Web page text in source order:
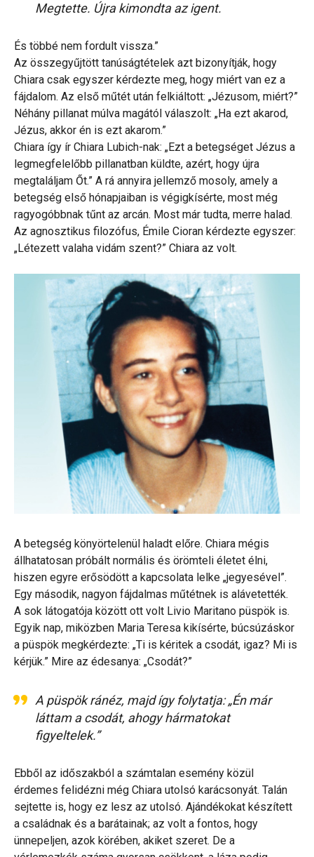
Megtette. Újra kimondta az igent.
És többé nem fordult vissza.”
Az összegyűjtött tanúságtételek azt bizonyítják, hogy
Chiara csak egyszer kérdezte meg, hogy miért van ez a
fájdalom. Az első műtét után felkiáltott: „Jézusom, miért?”
Néhány pillanat múlva magától válaszolt: „Ha ezt akarod,
Jézus, akkor én is ezt akarom.”
Chiara így ír Chiara Lubich-nak: „Ezt a betegséget Jézus a
legmegfelelőbb pillanatban küldte, azért, hogy újra
megtaláljam Őt.” A rá annyira jellemző mosoly, amely a
betegség első hónapjaiban is végigkísérte, most még
ragyogóbbnak tűnt az arcán. Most már tudta, merre halad.
Az agnosztikus filozófus, Émile Cioran kérdezte egyszer:
„Létezett valaha vidám szent?” Chiara az volt.
A betegség könyörtelenül haladt előre. Chiara mégis
állhatatosan próbált normális és örömteli életet élni,
hiszen egyre erősödött a kapcsolata lelke „jegyesével”.
Egy második, nagyon fájdalmas műtétnek is alávetették.
A sok látogatója között ott volt Livio Maritano püspök is.
Egyik nap, miközben Maria Teresa kikísérte, búcsúzáskor
a püspök megkérdezte: „Ti is kéritek a csodát, igaz? Mi is
kérjük.” Mire az édesanya: „Csodát?”
A püspök ránéz, majd így folytatja: „Én már
láttam a csodát, ahogy hármatokat
figyeltelek.”
Ebből az időszakból a számtalan esemény közül
érdemes felidézni még Chiara utolsó karácsonyát. Talán
sejtette is, hogy ez lesz az utolsó. Ajándékokat készített
a családnak és a barátainak; az volt a fontos, hogy
ünnepeljen, azok körében, akiket szeret. De a